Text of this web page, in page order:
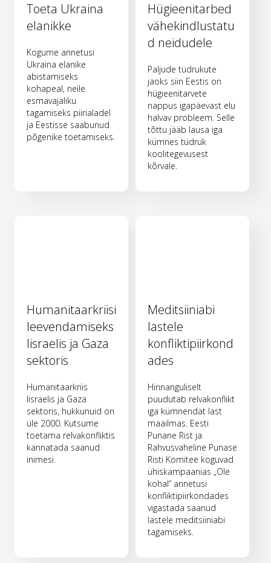
Toeta Ukraina
elanikke
Kogume annetusi
Ukraina elanike
abistamiseks
kohapeal, neile
esmavajaliku
tagamiseks piirialadel
ja Eestisse saabunud
põgenike toetamiseks.
Hügieenitarbed
vähekindlustatu
d neidudele
Paljude tüdrukute
jaoks siin Eestis on
hügieenitarvete
nappus igapäevast elu
halvav probleem. Selle
tõttu jääb lausa iga
kümnes tüdruk
koolitegevusest
kõrvale.
Humanitaarkriisi
leevendamiseks
Iisraelis ja Gaza
sektoris
Humanitaarkriis
Iisraelis ja Gaza
sektoris, hukkunuid on
üle 2000. Kutsume
toetama relvakonfliktis
kannatada saanud
inimesi.
Meditsiiniabi
lastele
konfliktipiirkond
ades
Hinnanguliselt
puudutab relvakonflikt
iga kümnendat last
maailmas. Eesti
Punane Rist ja
Rahvusvaheline Punase
Risti Komitee koguvad
ühiskampaanias „Ole
kohal“ annetusi
konfliktipiirkondades
vigastada saanud
lastele meditsiiniabi
tagamiseks.